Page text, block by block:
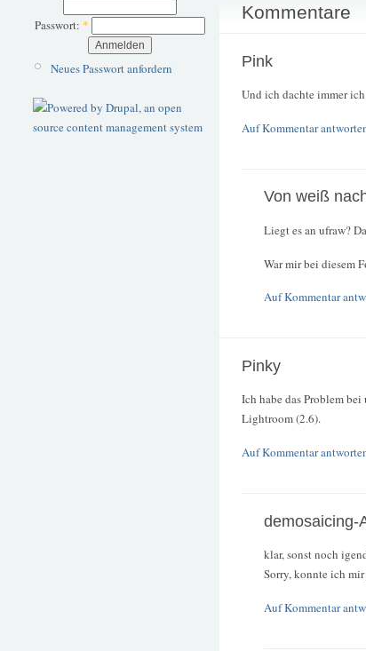
Passwort: *
Neues Passwort anfordern
Kommentare
Pink
Und ich dachte immer
Auf Kommentar
Von weiß
Liegt es an ufraw?
War mir bei diesem
Auf Kommentar
Pinky
Ich habe das Problem
Lightroom (2.6).
Auf Kommentar
demosaicing-
klar, sonst noch
Sorry, konnte ich
Auf Kommentar